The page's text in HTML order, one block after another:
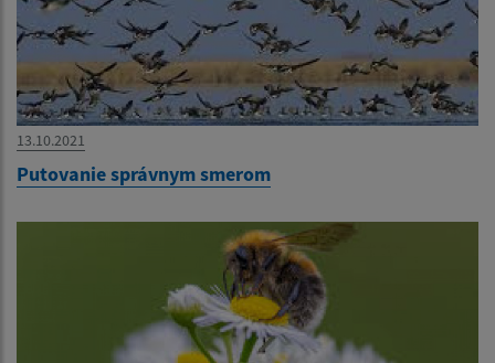
13.10.2021
Putovanie správnym smerom